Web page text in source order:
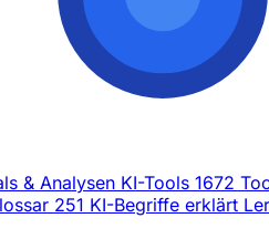
& Analysen KI-Tools 1672
251 KI-Begriffe erklärt